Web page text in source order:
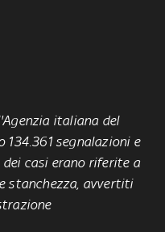
italiana del
segnalazioni e
casi erano riferite a
stanchezza, avvertiti